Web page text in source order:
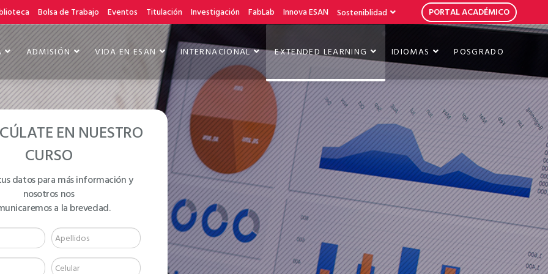
Bolsa de Trabajo Eventos Titulación Investigación FabLab Innova ESAN Sosteniblidad PORTAL ACADÉMICO
ADMISIÓN VIDA EN ESAN INTERNACIONAL EXTENDED LEARNING IDIOMAS POSGRADO
DOMINA
EN NUESTRO
CURSO
datos para más información y
nosotros nos
a la brevedad.